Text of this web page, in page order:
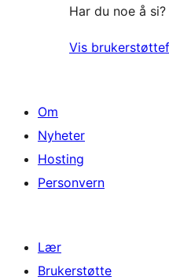
Har du noe å
Vis
Om
Nyheter
Hosting
Personvern
Lær
Brukerstøtte